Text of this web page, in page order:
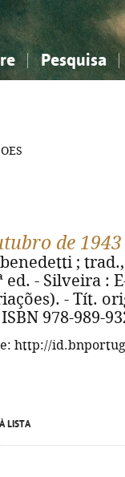
Pesquisa
sociais...
sociais...
de 1943
;
ed. - Silveira :
- Tít.
978-989-
http://
LISTA